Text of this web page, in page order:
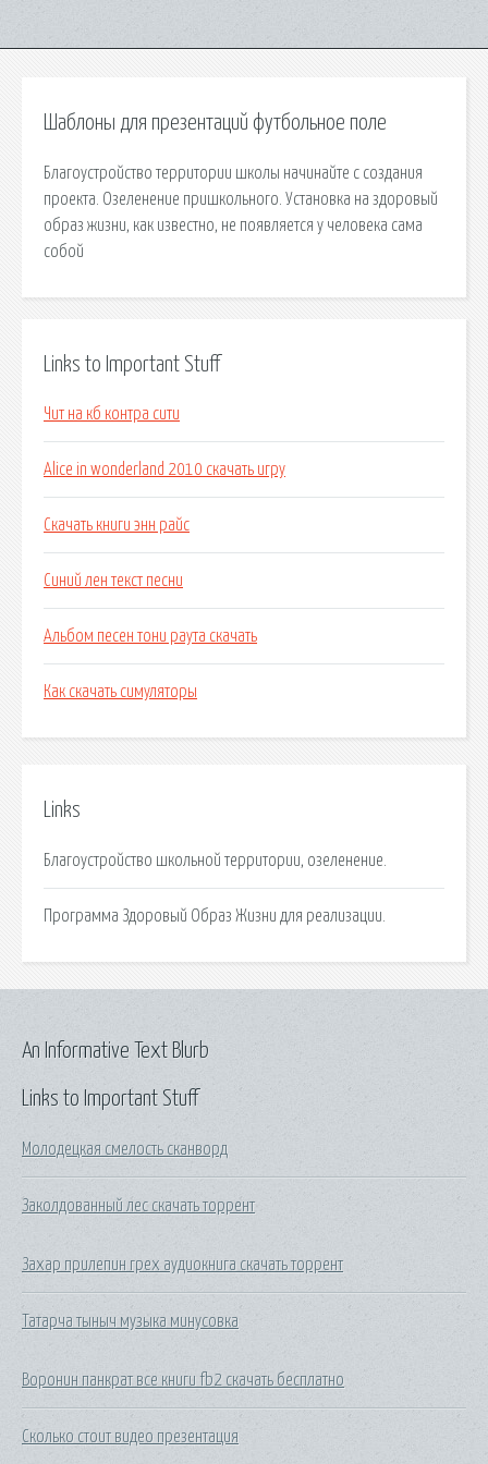
Шаблоны для презентаций футбольное поле
Благоустройство территории школы начинайте с создания
проекта. Озеленение пришкольного. Установка на здоровый
образ жизни, как известно, не появляется у человека сама
собой
Links to Important Stuff
Чит на кб контра сити
Alice in wonderland 2010 скачать игру
Скачать книги энн райс
Синий лен текст песни
Альбом песен тони раута скачать
Как скачать симуляторы
Links
Благоустройство школьной территории, озеленение.
Программа Здоровый Образ Жизни для реализации.
Links to Important Stuff
Молодецкая смелость сканворд
Заколдованный лес скачать торрент
Захар прилепин грех аудиокнига скачать торрент
Татарча тыныч музыка минусовка
Воронин панкрат все книги fb2 скачать бесплатно
Сколько стоит видео презентация
An Informative Text Blurb